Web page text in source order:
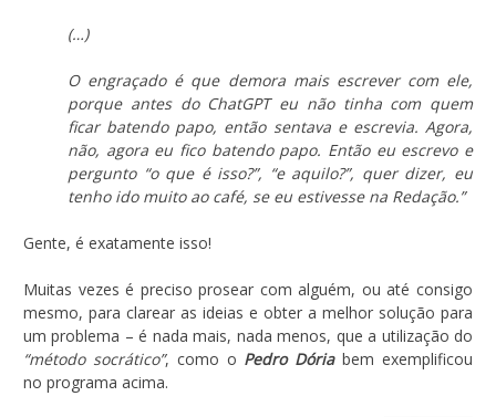
(…)
O engraçado é que demora mais escrever com ele,
porque antes do ChatGPT eu não tinha com quem
ficar batendo papo, então sentava e escrevia. Agora,
não, agora eu fico batendo papo. Então eu escrevo e
pergunto “o que é isso?”, “e aquilo?”, quer dizer, eu
tenho ido muito ao café, se eu estivesse na Redação.”
Gente, é exatamente isso!
Muitas vezes é preciso prosear com alguém, ou até consigo
mesmo, para clarear as ideias e obter a melhor solução para
um problema – é nada mais, nada menos, que a utilização do
“método socrático”, como o Pedro Dóriabem exemplificou
no programa acima.